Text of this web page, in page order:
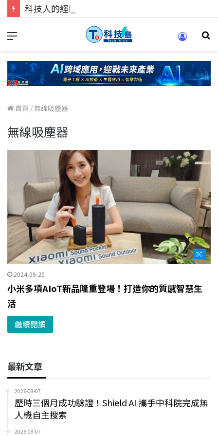
首頁 / 無線吸塵器
無線吸塵器
3C
2024-09-20
小米多項AIoT新品隆重登場！打造你的質感智慧生
活
繼續閱讀
最新文章
2026-08-07
歷時三個月成功驗證！Shield AI 攜手中科院完成無
人機自主搜索
2026-08-07